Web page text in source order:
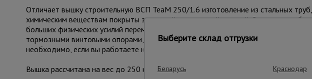
Отличает вышку строительную ВСП TeaM 250/1.6 изготовление из стальных
химическим веществам покрыты защитной полимерной краской. С помощью
больших физических усилий переместить с одного места на другое. В момент
тормозными винтовыми опорами, находящихся рядом с каждым колесом. Также
необходимо, если вы работаете на неровной площадке.
Вышка рассчитана на вес до 250 кг. На ней комфортно может разместиться
Выберите склад отгрузки
Беларусь Краснодар